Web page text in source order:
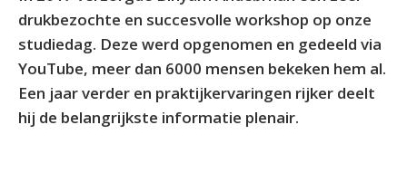
drukbezochte en succesvolle workshop op onze
studiedag. Deze werd opgenomen en gedeeld via
YouTube, meer dan 6000 mensen bekeken hem al.
Een jaar verder en praktijkervaringen rijker deelt
hij de belangrijkste informatie plenair.